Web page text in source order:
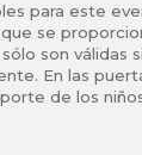
para este
se
son válidas
En las
de los